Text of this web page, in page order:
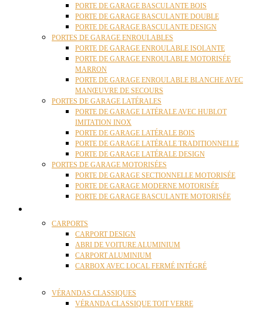
PORTE DE GARAGE BASCULANTE BOIS
PORTE DE GARAGE BASCULANTE DOUBLE
PORTE DE GARAGE BASCULANTE DESIGN
PORTES DE GARAGE ENROULABLES
PORTE DE GARAGE ENROULABLE ISOLANTE
PORTE DE GARAGE ENROULABLE MOTORISÉE
MARRON
PORTE DE GARAGE ENROULABLE BLANCHE AVEC
MANŒUVRE DE SECOURS
PORTES DE GARAGE LATÉRALES
PORTE DE GARAGE LATÉRALE AVEC HUBLOT
IMITATION INOX
PORTE DE GARAGE LATÉRALE BOIS
PORTE DE GARAGE LATÉRALE TRADITIONNELLE
PORTE DE GARAGE LATÉRALE DESIGN
PORTES DE GARAGE MOTORISÉES
PORTE DE GARAGE SECTIONNELLE MOTORISÉE
PORTE DE GARAGE MODERNE MOTORISÉE
PORTE DE GARAGE BASCULANTE MOTORISÉE
CARPORTS
CARPORT DESIGN
ABRI DE VOITURE ALUMINIUM
CARPORT ALUMINIUM
CARBOX AVEC LOCAL FERMÉ INTÉGRÉ
VÉRANDAS CLASSIQUES
VÉRANDA CLASSIQUE TOIT VERRE